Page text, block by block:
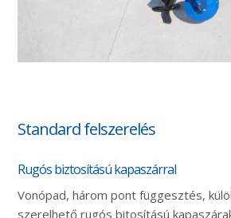
Standard felszerelés
Rugós biztosítású kapaszárral
Vonópad, három pont függesztés,
szerelhető rugós bitosítású